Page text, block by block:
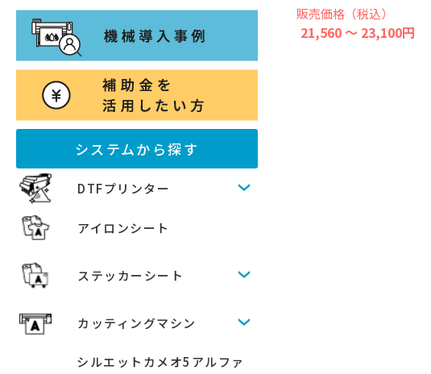
システムから探す
DTFプリンター
アイロンシート
ステッカーシート
カッティングマシン
シルエットカメオ5アルファ
販売価格（税込）
21,560 ～ 23,100円